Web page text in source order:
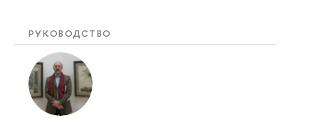
РУКОВОДСТВО